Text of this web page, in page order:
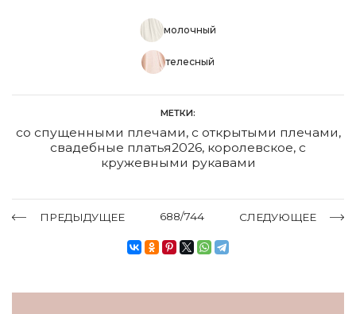
молочный
телесный
МЕТКИ:
со спущенными плечами, с открытыми плечами,
свадебные платья2026, королевское, с
кружевными рукавами
ПРЕДЫДУЩЕЕ 688/744 СЛЕДУЮЩЕЕ